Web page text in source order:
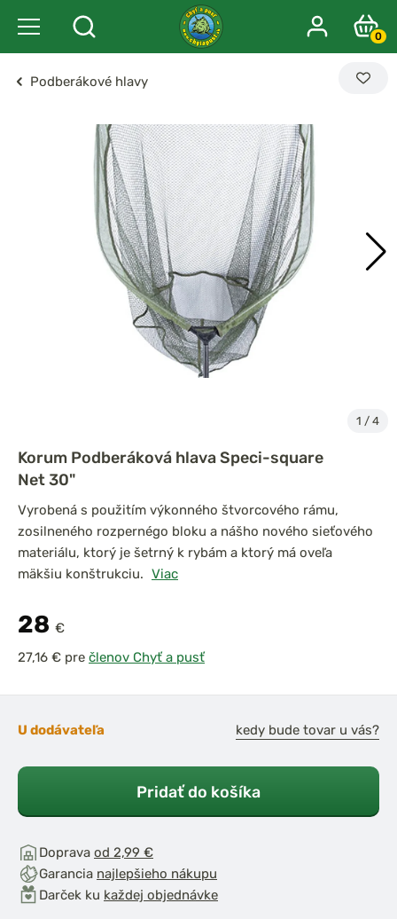
0
Podberákové hlavy
1 / 4
Korum Podberáková hlava Speci-square
Net 30"
Vyrobená s použitím výkonného štvorcového rámu,
zosilneného rozpernégo bloku a nášho nového sieťového
materiálu, ktorý je šetrný k rybám a ktorý má oveľa
mäkšiu konštrukciu. Viac
28 €
pre členov Chyť a pusť
U dodávateľa kedy bude tovar u vás?
Pridať do košíka
Doprava od 2,99 €
Garancia najlepšieho nákupu
Darček ku každej objednávke